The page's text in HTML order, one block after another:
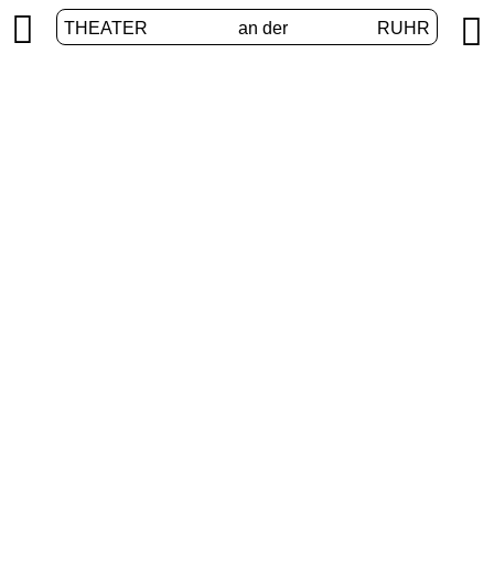
THEATER an der RUHR
 